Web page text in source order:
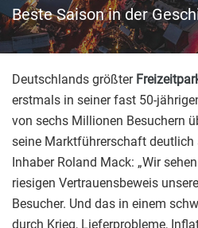
Beste Saison in der
Deutschlands größter
erstmals in seiner fast 50-
von sechs Millionen Besuchern
seine Marktführerschaft deutlich
Inhaber Roland Mack: „Wir
riesigen Vertrauensbeweis
Besucher. Und das in einem
durch Krieg, Lieferprobleme,